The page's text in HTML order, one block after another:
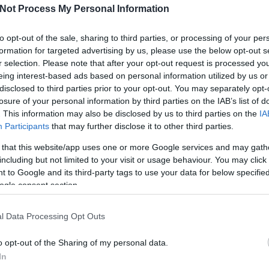
Process My Personal Information
opt-out of the sale, sharing to third parties, or processing of your
for targeted advertising by us, please use the below opt-out
selection. Please note that after your opt-out request is processed
interest-based ads based on personal information utilized by us
to third parties prior to your opt-out. You may separately
of your personal information by third parties on the IAB’s list of
This information may also be disclosed by us to third parties on the
Participants that may further disclose it to other third parties.
that this website/app uses one or more Google services and may
but not limited to your visit or usage behaviour. You may
to Google and its third-party tags to use your data for below
consent section.
Data Processing Opt Outs
opt-out of the Sharing of my personal data.
reggeli fagyokat, sőt még hózáport is kilátásba
az időjósok. Ilyenkor…
vitamin szobanövény citrusfélék bodzatea kertészeti
citromfa nevelése mézes tea
tea megfázásra
hársfatea forró tea nátha ellen nátha gyógymód